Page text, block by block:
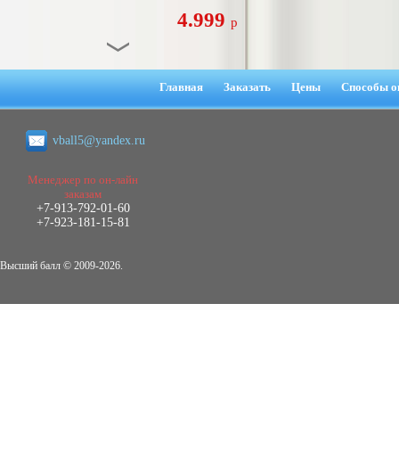
4.999 р
Диплом Взаимосвязь эмпатии и
негативных эмоциональных состояний
Диплом, 2021 г.
Кол-во страниц: 51+прил.
Кол-во источников: 77
Диплом Виндикационный иск
Главная Заказать Цены Способы
vball5@yandex.ru
Менеджер по он-лайн
заказам
+7-913-792-01-60
+7-923-181-15-81
Высший балл © 2009-2026.